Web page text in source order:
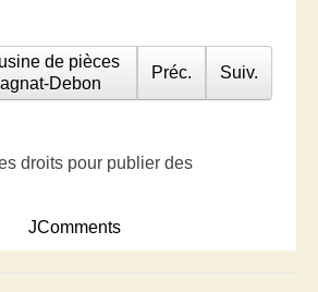
de pièces
Debon
Préc. Suiv.
droits pour publier des
JComments